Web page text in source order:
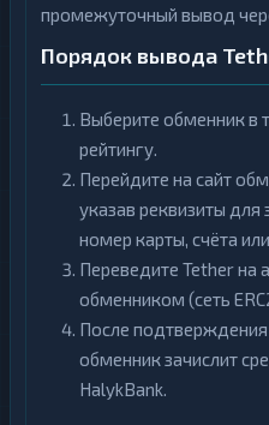
промежуточный вывод
Порядок вывода
Выберите обменник в
рейтингу.
Перейдите на сайт
указав реквизиты
номер карты, счёта
Переведите Tether на
обменником (сеть
После подтверждения
обменник зачислит
HalykBank.